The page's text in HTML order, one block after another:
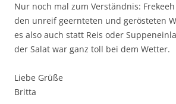
Nur noch mal zum Verständnis:
den unreif geernteten und gerösteten
es also auch statt Reis oder
der Salat war ganz toll bei dem Wetter.
Liebe Grüße
Britta